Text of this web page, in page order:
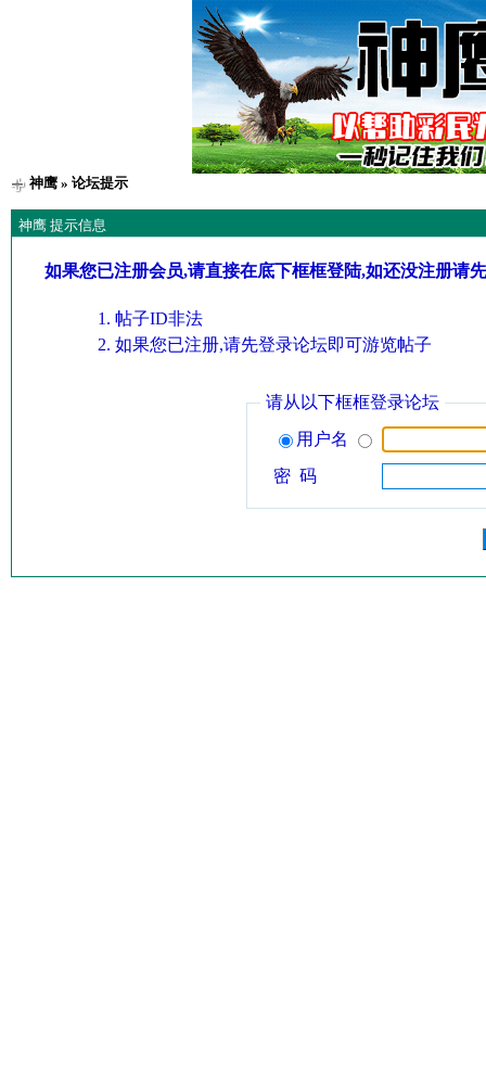
神鹰» 论坛提示
神鹰 提示信息
如果您已注册会员,请直接在底下框框登陆,如还没注册请
帖子ID非法
如果您已注册,请先登录论坛即可游览帖子
请从以下框框登录论坛
用户名
密 码